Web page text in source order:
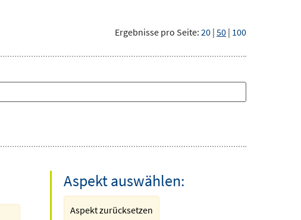
Ergebnisse pro Seite: 20 | 50 | 100
Aspekt auswählen:
Aspekt zurücksetzen